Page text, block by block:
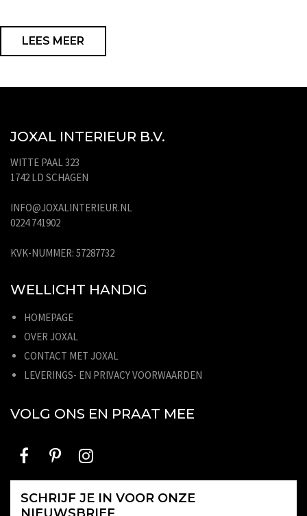
LEES MEER
JOXAL INTERIEUR B.V.
WITTE PAAL 323
1742 LD SCHAGEN
INFO@JOXALINTERIEUR.NL
0224 741902
KVK-NUMMER: 57287732
WELLICHT HANDIG
HOMEPAGE
OVER JOXAL
CONTACT MET JOXAL
LEVERINGS- EN PRIVACY VOORWAARDEN
VOLG ONS EN PRAAT MEE
SCHRIJF JE IN VOOR ONZE